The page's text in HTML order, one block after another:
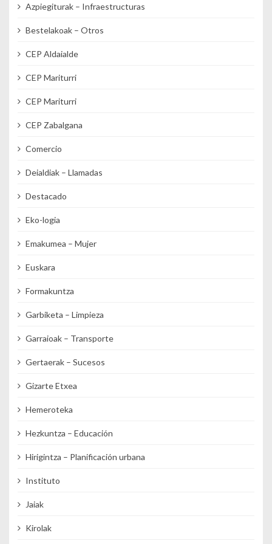
Azpiegiturak – Infraestructuras
Bestelakoak – Otros
CEP Aldaialde
CEP Mariturri
CEP Mariturri
CEP Zabalgana
Comercio
Deialdiak – Llamadas
Destacado
Eko-logia
Emakumea – Mujer
Euskara
Formakuntza
Garbiketa – Limpieza
Garraioak – Transporte
Gertaerak – Sucesos
Gizarte Etxea
Hemeroteka
Hezkuntza – Educación
Hirigintza – Planificación urbana
Instituto
Jaiak
Kirolak